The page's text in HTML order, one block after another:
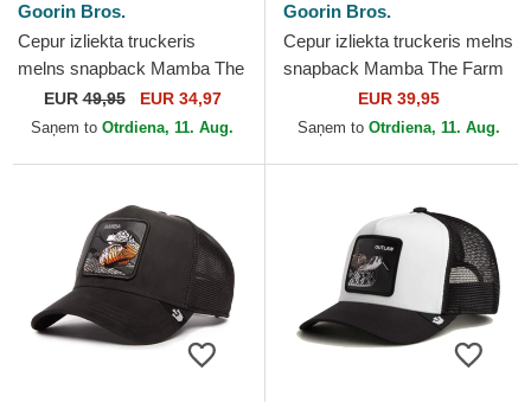
Goorin Bros.
Cepur izliekta truckeris
melns snapback Mamba The
Farm Premium The Farm no
Goorin Bros.
EUR49,95 EUR 34,97
Saņem to Otrdiena, 11. Aug.
Goorin Bros.
Cepur izliekta truckeris melns
snapback Mamba The Farm
no Goorin Bros.
EUR 39,95
Saņem to Otrdiena, 11. Aug.